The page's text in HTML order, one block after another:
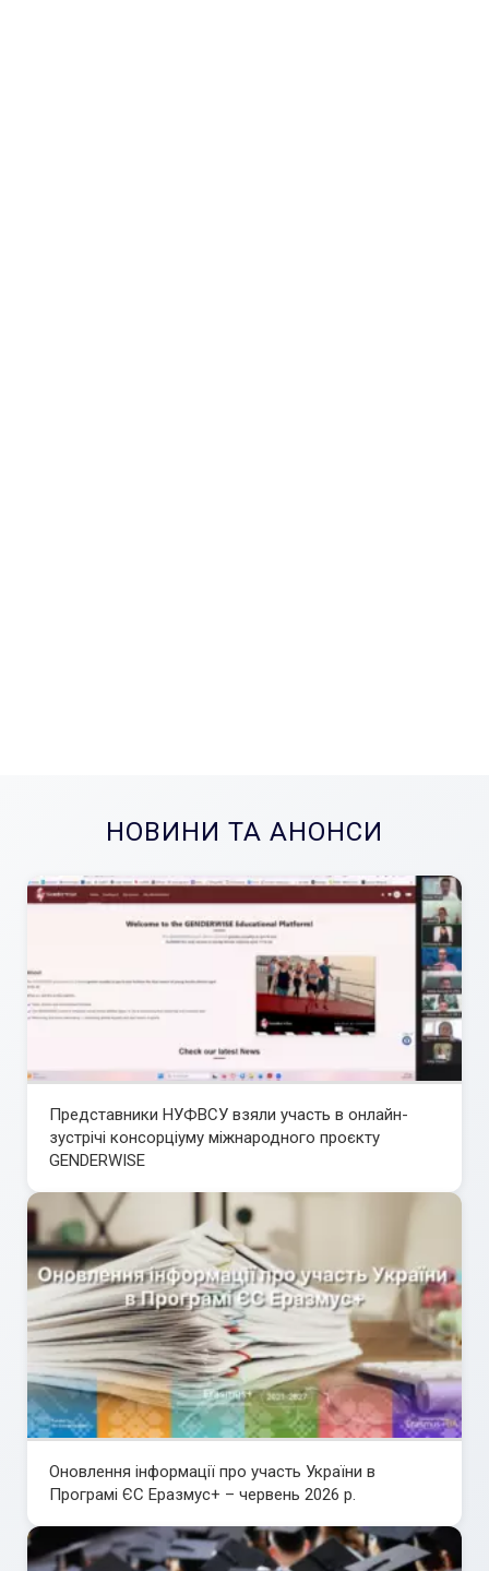
НОВИНИ ТА АНОНСИ
Представники НУФВСУ взяли участь в онлайн-
зустрічі консорціуму міжнародного проєкту
GENDERWISE
Оновлення інформації про участь України в
Програмі ЄС Еразмус+ – червень 2026 р.